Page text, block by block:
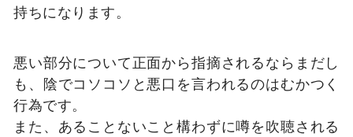
持ちになります。
悪い部分について正面から指摘されるならまだし
も、陰でコソコソと悪口を言われるのはむかつく
行為です。
また、あることないこと構わずに噂を吹聴される